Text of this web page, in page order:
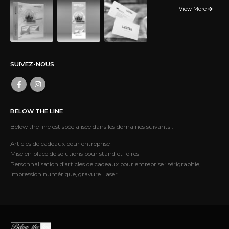
View More
SUIVEZ-NOUS
BELOW THE LINE
Below the line est spécialisée dans les domaines suivants :
Articles de cadeaux pour entreprise
Mise en place de solutions pour stand et foires
Personnalisation d’articles de cadeaux pour entreprise : sérigraphie,
impression numérique, gravure Laser.